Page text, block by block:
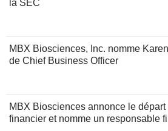
la SEC
MBX Biosciences, Inc. nomme
de Chief Business Officer
MBX Biosciences annonce le
financier et nomme un responsable